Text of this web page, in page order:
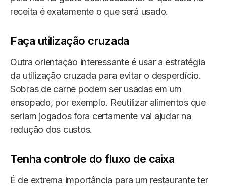
receita é exatamente o que será usado.
Faça utilização cruzada
Outra orientação interessante é usar a estratégia
da utilização cruzada para evitar o desperdício.
Sobras de carne podem ser usadas em um
ensopado, por exemplo. Reutilizar alimentos que
seriam jogados fora certamente vai ajudar na
redução dos custos.
Tenha controle do fluxo de caixa
É de extrema importância para um restaurante ter